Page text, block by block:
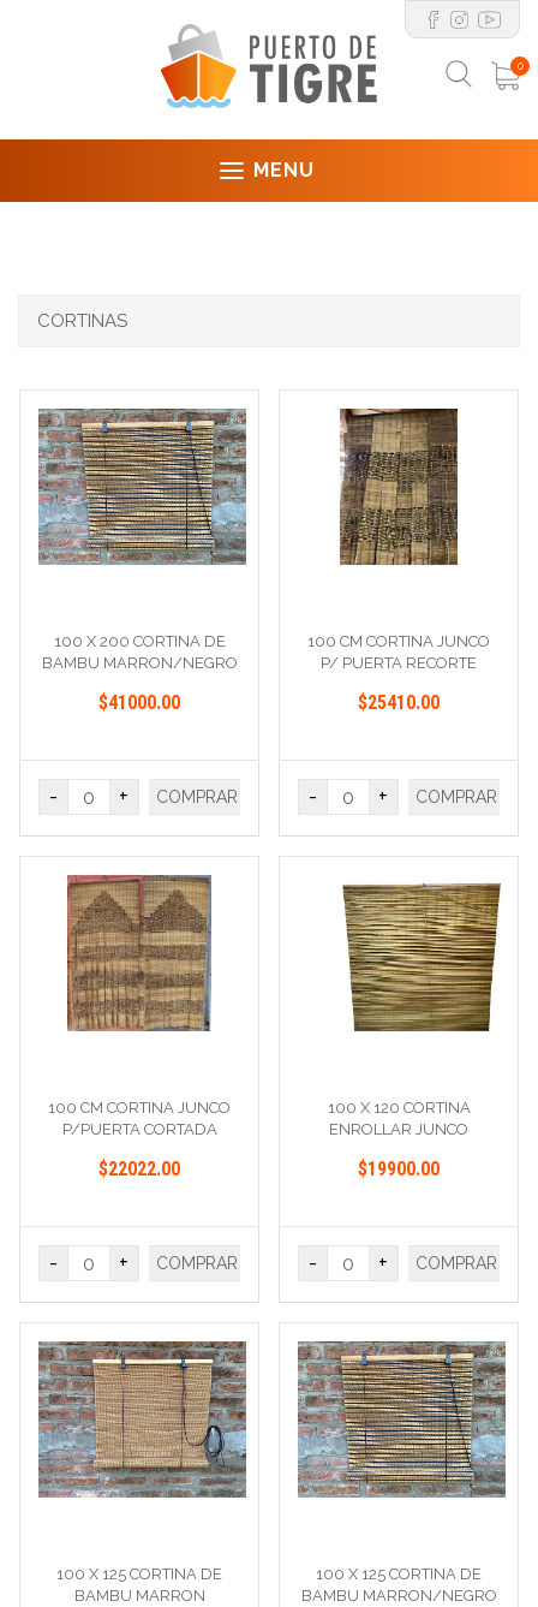
0
MENU
CORTINAS
100 X 200 CORTINA DE
BAMBU MARRON/NEGRO
$41000.00
- + COMPRAR
100 CM CORTINA JUNCO
P/ PUERTA RECORTE
$25410.00
- + COMPRAR
100 CM CORTINA JUNCO
P/PUERTA CORTADA
$22022.00
- + COMPRAR
100 X 120 CORTINA
ENROLLAR JUNCO
$19900.00
- + COMPRAR
100 X 125 CORTINA DE
BAMBU MARRON
100 X 125 CORTINA DE
BAMBU MARRON/NEGRO